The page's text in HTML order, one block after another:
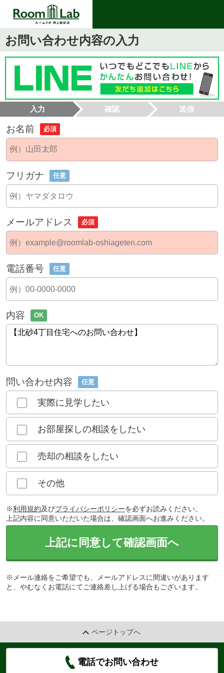
お問い合わせ内容の入力
入力 確認 送信
お名前 必須
フリガナ 任意
メールアドレス 必須
電話番号 任意
内容 OK
問い合わせ内容 任意
実際に見学したい
お部屋探しの相談をしたい
売却の相談をしたい
その他
※利用規約及びプライバシーポリシーを必ずお読みください。
上記内容に同意いただいた場合は、確認画面へお進みください。
上記に同意して確認画面へ
※メール連絡をご希望でも、メールアドレスに間違いがあります
と、やむなくお電話にてご連絡差し上げる場合もございます。
ページトップへ
電話でお問い合わせ